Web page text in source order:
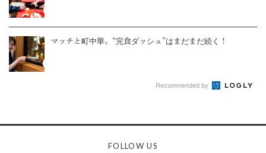
マッチと町中華。“完食ダッシュ”はまだまだ続く！
Recommended by
FOLLOW US